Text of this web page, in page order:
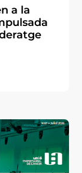
a la